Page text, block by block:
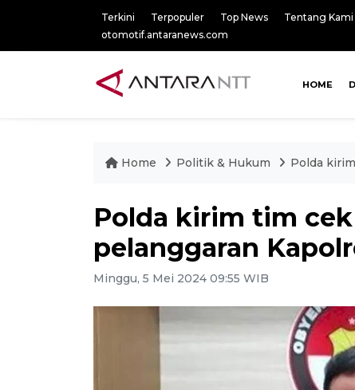
Terkini Terpopuler Top News Tentang Kami
otomotif.antaranews.com
HOME
Home Politik & Hukum Polda
Polda kirim tim
pelanggaran
Minggu, 5 Mei 2024 09:55 WIB